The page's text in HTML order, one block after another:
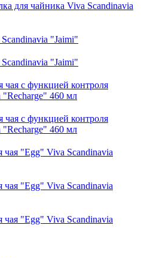
для чайника Viva Scandinavia
"Jaimi"
"Jaimi"
чая с функцией контроля
"Recharge" 460 мл
чая с функцией контроля
"Recharge" 460 мл
чая "Egg" Viva Scandinavia
чая "Egg" Viva Scandinavia
чая "Egg" Viva Scandinavia